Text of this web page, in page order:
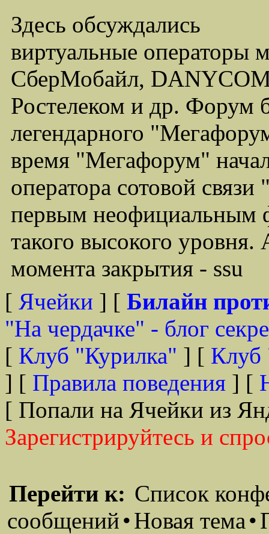
Здесь обсуждались
виртуальные операторы
СберМобайл,
Ростелеком и др. Форум
легендарного
время "Мегафорум"
оператора сотовой
первым неофициальным
такого высокого
момента закрытия - ssu
[ Ячейки ] [ Билайн
"На чердачке" - блог
[ Клуб "Курилка" ] [ Клуб
] [ Правила поведения ] [
[ Попали на Ячейки из
Зарегистрируйтесь и
Перейти к: Список
сообщений•Новая тема•